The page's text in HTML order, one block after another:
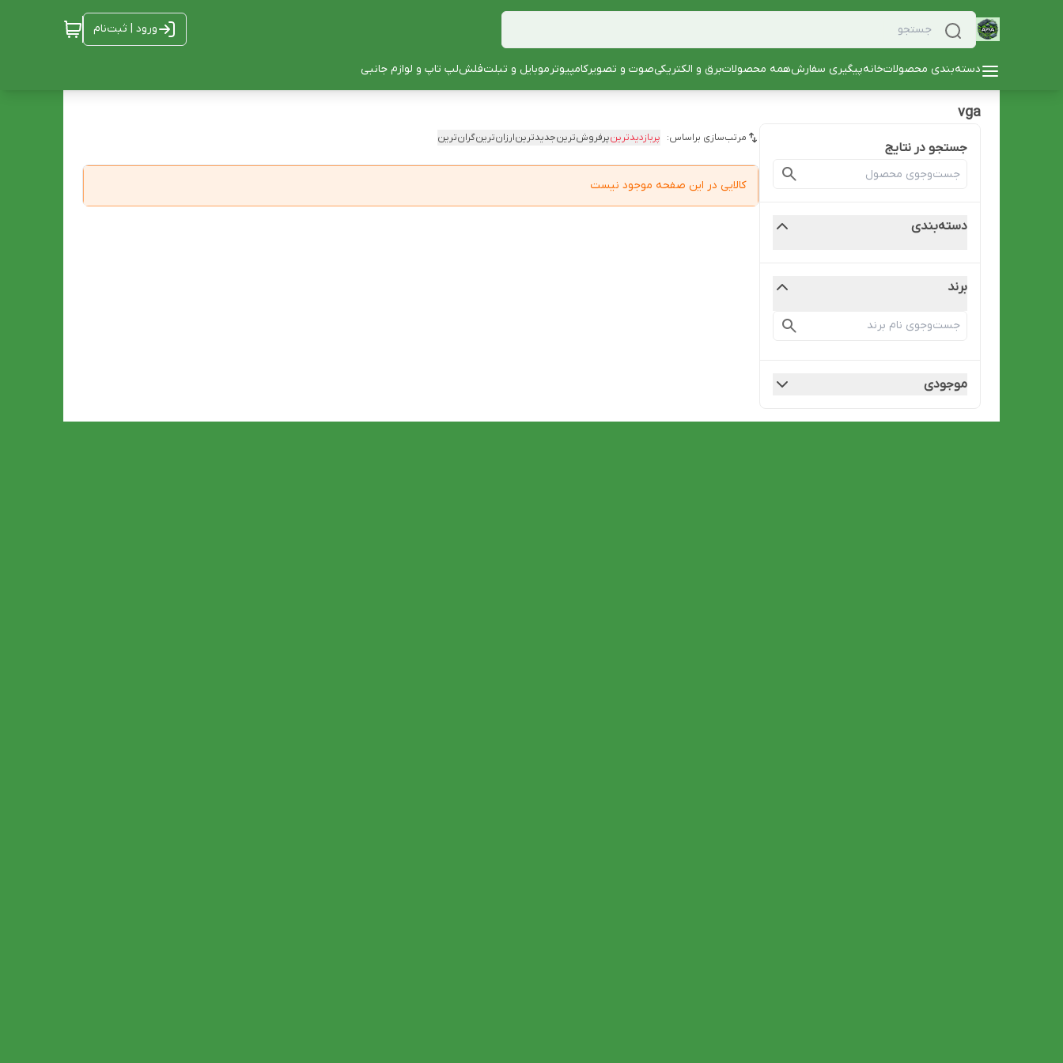
ورود | ثبت‌نام
دسته‌بندی محصولاتخانهپیگیری سفارشهمه محصولاتبرق و الکتریکیصوت و تصویرکامپیوترموبایل و تبلتفلشلپ تاپ و لوازم جانبی
vga
جستجو در نتایج
دسته‌بندی
برند
موجودی
مرتب‌سازی براساس: پربازدیدترینپرفروش‌ترینجدیدترینارزان‌ترینگران‌ترین
کالایی در این صفحه موجود نیست